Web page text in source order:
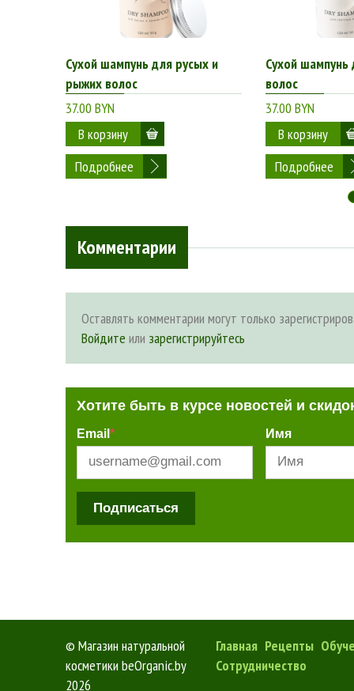
Сухой шампунь для русых и
рыжих волос
37.00 BYN
Подробнее
Сухой шампунь
волос
37.00 BYN
Подробнее
Комментарии
Оставлять комментарии могут только
Войдите или зарегистрируйтесь
Хотите быть в курсе новостей и
Email * Имя
Подписаться
© Магазин натуральной
косметики beOrganic.by
2026
Главная Рецепты
Сотрудничество